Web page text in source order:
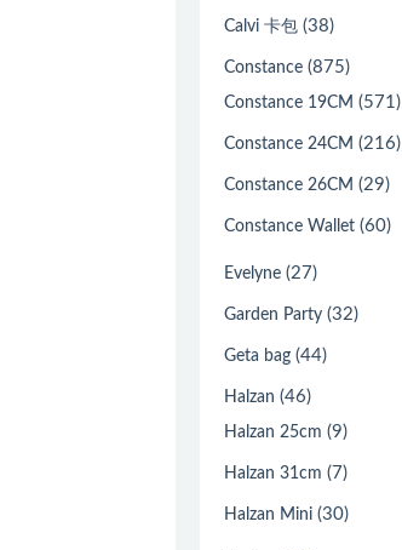
Calvi 卡包 (38)
Constance (875)
Constance 19CM (571)
Constance 24CM (216)
Constance 26CM (29)
Constance Wallet (60)
Evelyne (27)
Garden Party (32)
Geta bag (44)
Halzan (46)
Halzan 25cm (9)
Halzan 31cm (7)
Halzan Mini (30)